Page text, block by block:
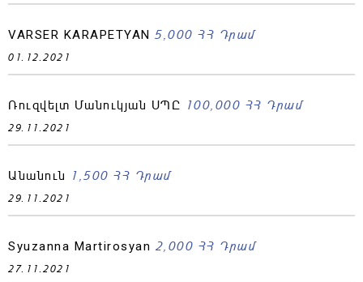
VARSER KARAPETYAN 5,000 ՀՀ Դրամ
01.12.2021
Ռուզվելտ Մանուկյան ՍՊԸ 100,000 ՀՀ Դրամ
29.11.2021
Անանուն 1,500 ՀՀ Դրամ
29.11.2021
Syuzanna Martirosyan 2,000 ՀՀ Դրամ
27.11.2021